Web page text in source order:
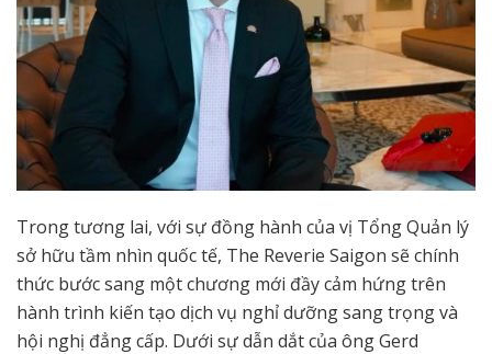
Trong tương lai, với sự đồng hành của vị Tổng Quản lý
sở hữu tầm nhìn quốc tế, The Reverie Saigon sẽ chính
thức bước sang một chương mới đầy cảm hứng trên
hành trình kiến tạo dịch vụ nghỉ dưỡng sang trọng và
hội nghị đẳng cấp. Dưới sự dẫn dắt của ông Gerd